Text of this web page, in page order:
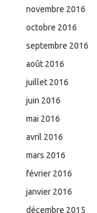
novembre 2016
octobre 2016
septembre 2016
août 2016
juillet 2016
juin 2016
mai 2016
avril 2016
mars 2016
février 2016
janvier 2016
décembre 2015